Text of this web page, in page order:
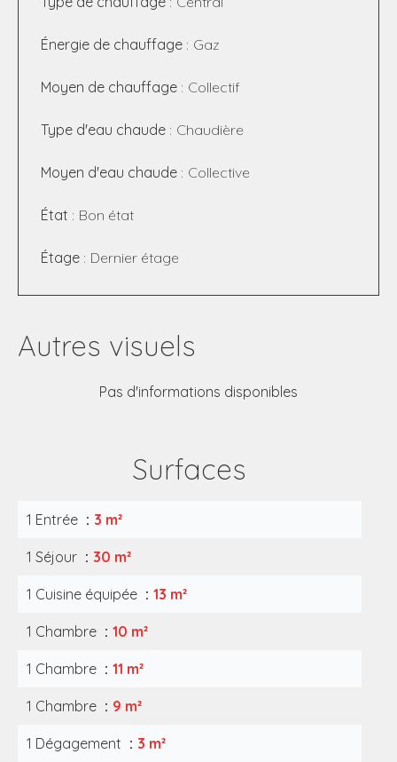
Énergie de chauffage Gaz
Moyen de chauffage Collectif
Type d'eau chaude Chaudière
Moyen d'eau chaude Collective
État Bon état
Étage Dernier étage
Autres visuels
Pas d'informations disponibles
Surfaces
1 Entrée 3 m²
1 Séjour 30 m²
1 Cuisine équipée 13 m²
1 Chambre 10 m²
1 Chambre 11 m²
1 Chambre 9 m²
1 Dégagement 3 m²